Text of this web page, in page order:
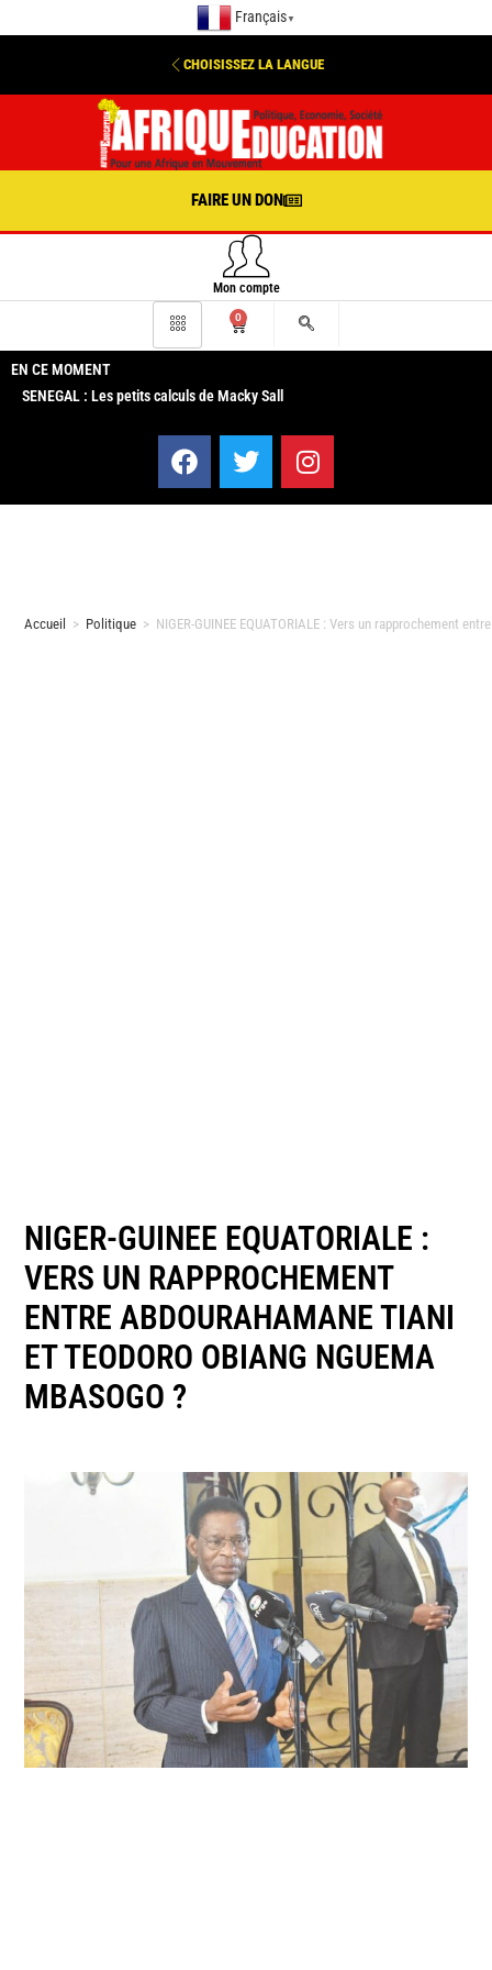
Français ▼
CHOISISSEZ LA LANGUE
FAIRE UN DON
Mon compte
0
EN CE MOMENT
SENEGAL : Les petits calculs de Macky Sall
Accueil > Politique > NIGER-GUINEE EQUATORIALE : Vers un rapprochement
NIGER-GUINEE EQUATORIALE :
VERS UN RAPPROCHEMENT
ENTRE ABDOURAHAMANE TIANI
ET TEODORO OBIANG NGUEMA
MBASOGO ?